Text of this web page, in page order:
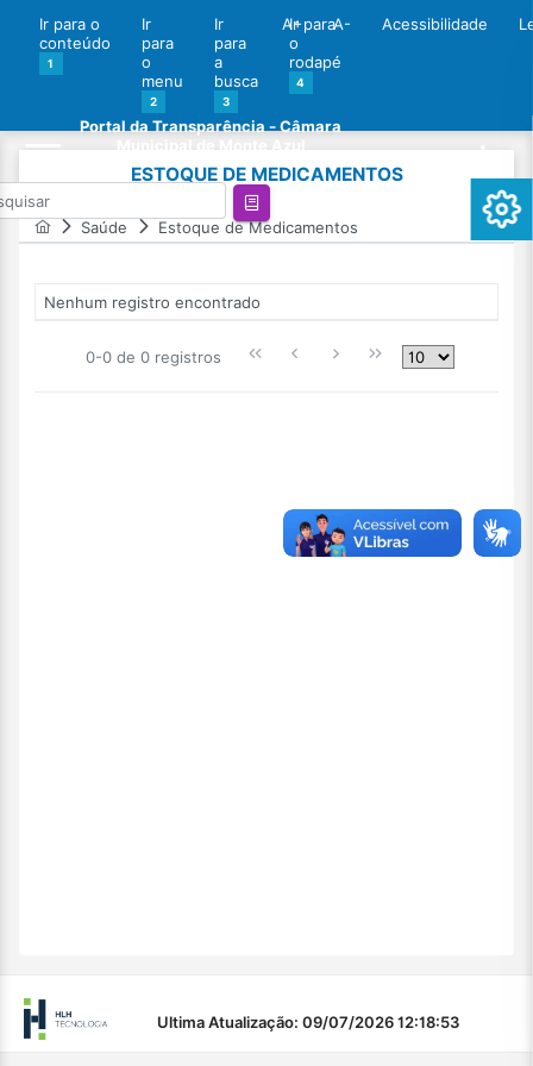
Ir para o
conteúdo
1
Ir
para
o
menu
2
Ir
para
a
busca
3
Ir para
o
rodapé
4
A+ A- Acessibilidade
Portal da Transparência - Câmara
ESTOQUE DE MEDICAMENTOS
Saúde Estoque de Medicamentos
Nenhum registro encontrado
0-0 de 0 registros
Ultima Atualização: 09/07/2026 12:18:53